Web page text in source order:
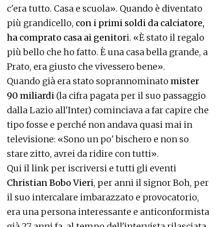
c'era tutto. Casa e scuola». Quando è diventato
più grandicello, con i primi soldi da calciatore,
ha comprato casa ai genitori. «È stato il regalo
più bello che ho fatto. È una casa bella grande, a
Prato, era giusto che vivessero bene».
Quando già era stato soprannominato mister
90 miliardi (la cifra pagata per il suo passaggio
dalla Lazio all'Inter) cominciava a far capire che
tipo fosse e perché non andava quasi mai in
televisione: «Sono un po' bischero e non so
stare zitto, avrei da ridire con tutti».
Qui il link per iscriversi e tutti gli eventi
Christian Bobo Vieri, per anni il signor Boh, per
il suo intercalare imbarazzato e provocatorio,
era una persona interessante e anticonformista